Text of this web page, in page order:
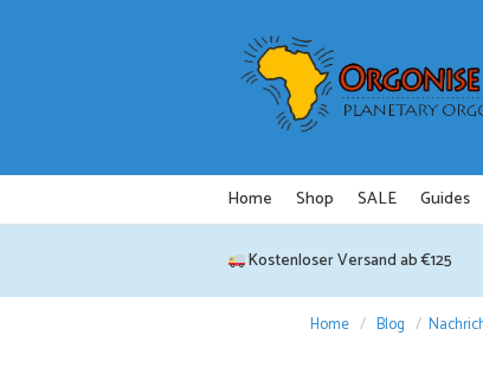
Home Shop SALE Guides
Kostenloser Versand ab €125
Home / Blog /